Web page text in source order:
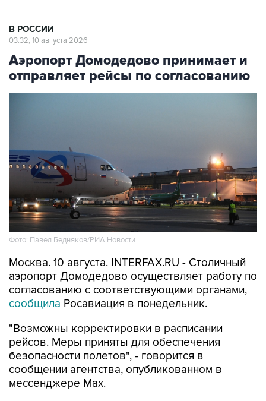
В РОССИИ
03:32, 10 августа 2026
Аэропорт Домодедово принимает и
отправляет рейсы по согласованию
Фото: Павел Бедняков/РИА Новости
Москва. 10 августа. INTERFAX.RU - Столичный
аэропорт Домодедово осуществляет работу по
согласованию с соответствующими органами,
сообщила Росавиация в понедельник.
"Возможны корректировки в расписании
рейсов. Меры приняты для обеспечения
безопасности полетов", - говорится в
сообщении агентства, опубликованном в
мессенджере Мах.